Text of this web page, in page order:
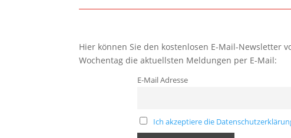
Hier können Sie den kostenlosen E-Mail-Newsletter
Wochentag die aktuellsten Meldungen per E-Mail:
E-Mail Adresse
Ich akzeptiere die